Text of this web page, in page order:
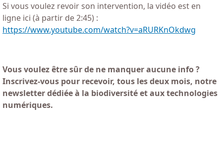
Si vous voulez revoir son intervention, la vidéo est en
ligne ici (à partir de 2:45) :
https://www.youtube.com/watch?v=aRURKnOkdwg
Vous voulez être sûr de ne manquer aucune info ?
Inscrivez-vous pour recevoir, tous les deux mois, notre
newsletter dédiée à la biodiversité et aux technologies
numériques.